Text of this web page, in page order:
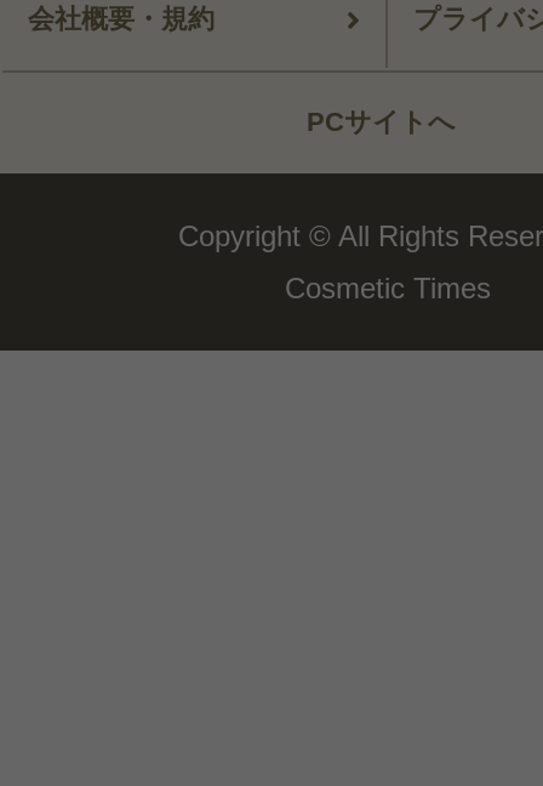
会社概要・規約 プライバ
PCサイトへ
Copyright © All Rights
Cosmetic Times